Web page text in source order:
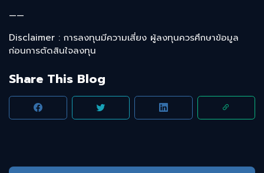
——
Disclaimer : การลงทุนมีความเสี่ยง ผู้ลงทุนควรศึกษาข้อมูล
ก่อนการตัดสินใจลงทุน
Share This Blog